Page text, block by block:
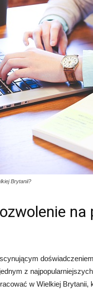
Brytanii?
na
z
w Wielkiej